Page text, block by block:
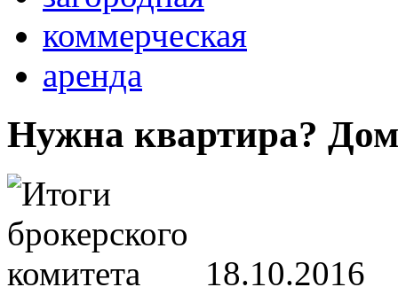
коммерческая
аренда
Нужна квартира?
18.10.2016